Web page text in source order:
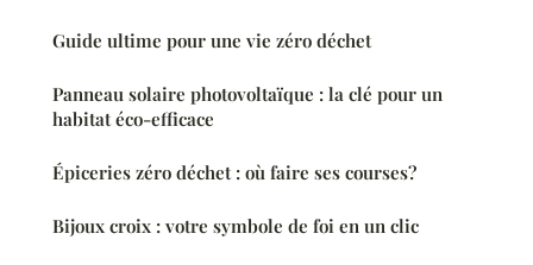
Guide ultime pour une vie zéro déchet
Panneau solaire photovoltaïque : la clé pour un
habitat éco-efficace
Épiceries zéro déchet : où faire ses courses?
Bijoux croix : votre symbole de foi en un clic